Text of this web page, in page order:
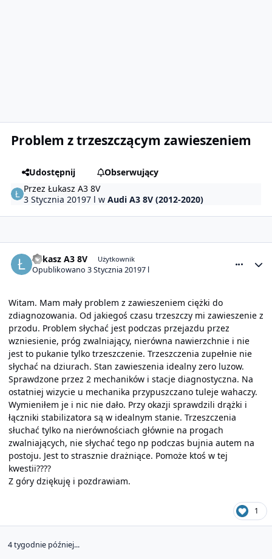
Problem z trzeszczącym zawieszeniem
Udostępnij
Obserwujący
PrzezŁukasz A3 8V
3 Stycznia 20197 lwAudi A3 8V (2012-2020)
Łukasz A3 8V Użytkownik
Opublikowano3 Stycznia 20197 l
Witam. Mam mały problem z zawieszeniem ciężki do
zdiagnozowania. Od jakiegoś czasu trzeszczy mi zawieszenie z
przodu. Problem słychać jest podczas przejazdu przez
wzniesienie, próg zwalniający, nierówna nawierzchnie i nie
jest to pukanie tylko trzeszczenie. Trzeszczenia zupełnie nie
słychać na dziurach. Stan zawieszenia idealny zero luzow.
Sprawdzone przez 2 mechaników i stacje diagnostyczna. Na
ostatniej wizycie u mechanika przypuszczano tuleje wahaczy.
Wymieniłem je i nic nie dało. Przy okazji sprawdzili drążki i
łączniki stabilizatora są w idealnym stanie. Trzeszczenia
słuchać tylko na nierównościach głównie na progach
zwalniających, nie słychać tego np podczas bujnia autem na
postoju. Jest to strasznie drażniące. Pomoże ktoś w tej
kwestii????
Z góry dziękuję i pozdrawiam.
1
4 tygodnie później...